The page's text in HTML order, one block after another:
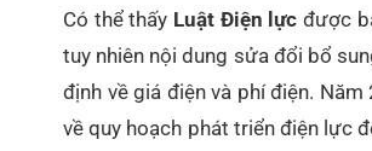
Có thể thấy Luật Điện lực được
tuy nhiên nội dung sửa đổi bổ
định về giá điện và phí điện.
về quy hoạch phát triển điện lực